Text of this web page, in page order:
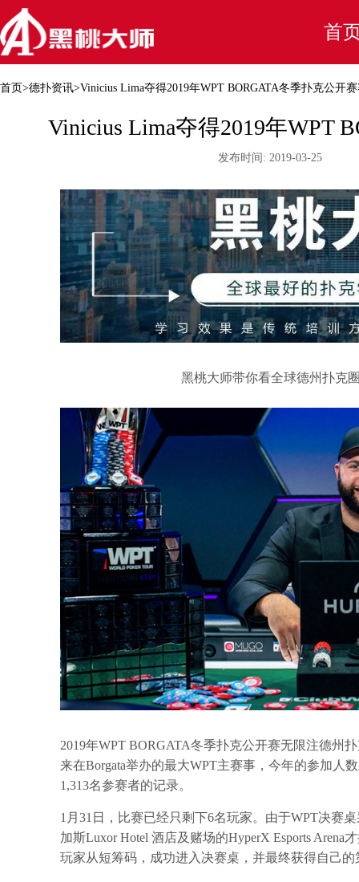
首
首页>德扑资讯>Vinicius Lima夺得2019年WPT BORGATA冬季扑克公开
Vinicius Lima夺得2019年WPT
发布时间: 2019-03-25
黑桃大师带你看全球德州扑克
2019年WPT BORGATA冬季扑克公开赛无限注德州
来在Borgata举办的最大WPT主赛事，今年的参加人
1,313名参赛者的记录。
1月31日，比赛已经只剩下6名玩家。由于WPT决赛
加斯Luxor Hotel 酒店及赌场的HyperX Esports Arena
玩家从短筹码，成功进入决赛桌，并最终获得自己的